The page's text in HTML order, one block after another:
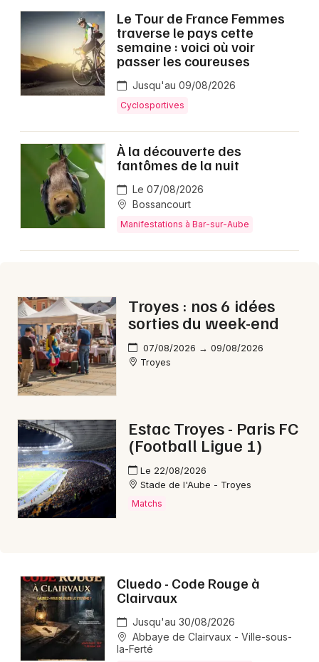
Foires & salons
Spectacles
Concerts
Sports
Soirées
Sorties famille
Expos
Aujourd'hui dans l' Aube
Aujourd'hui en Champagne-Ardenne
Aujourd'hui dans le Grand Est
Newsletter des sorties
Artistes en tournée
Mulhouse
Montpellier
Nantes
Nice
Strasbourg
Toulouse
Toutes les villes
Le Tour de France Femmes
traverse le pays cette
semaine : voici où voir
passer les coureuses
Jusqu'au 09/08/2026
Cyclosportives
À la découverte des
fantômes de la nuit
Le 07/08/2026
Bossancourt
Manifestations à Bar-sur-Aube
Troyes : nos 6 idées
sorties du week-end
07/08/2026 → 09/08/2026
Troyes
Estac Troyes - Paris FC
(Football Ligue 1)
Le 22/08/2026
Stade de l'Aube - Troyes
Matchs
Cluedo - Code Rouge à
Clairvaux
Jusqu'au 30/08/2026
Abbaye de Clairvaux - Ville-sous-
la-Ferté